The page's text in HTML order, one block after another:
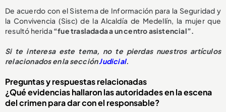
De acuerdo con el Sistema de Información para la Seguridad y
la Convivencia (Sisc) de la Alcaldía de Medellín, la mujer que
resultó herida “fue trasladada a un centro asistencial”.
Si te interesa este tema, no te pierdas nuestros artículos
relacionados en la secciónJudicial.
Preguntas y respuestas relacionadas
¿Qué evidencias hallaron las autoridades en la escena
del crimen para dar con el responsable?